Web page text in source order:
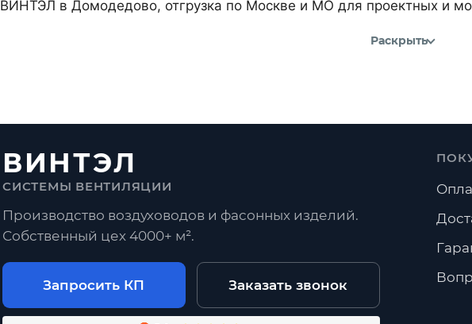
ВИНТЭЛ в Домодедово, отгрузка по Москве и МО для проектных и
Раскрыть
ВИНТЭЛ
СИСТЕМЫ ВЕНТИЛЯЦИИ
Производство воздуховодов и фасонных изделий.
Собственный цех 4000+ м².
Запросить КП Заказать звонок